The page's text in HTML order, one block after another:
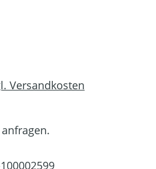
Versandkosten